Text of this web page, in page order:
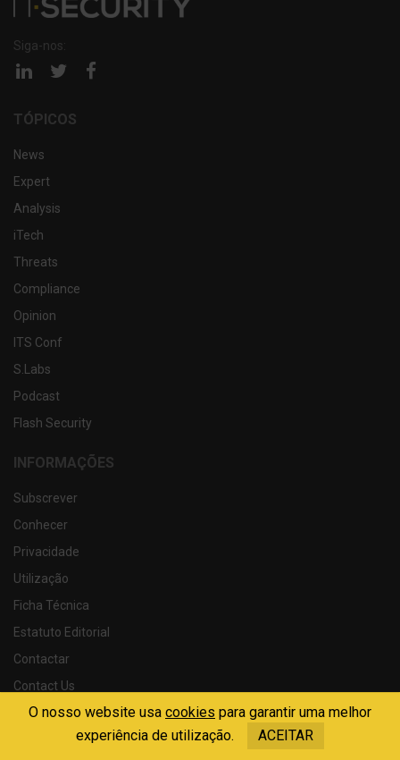
Siga-nos:
Página Página
TÓPICOS
News
Expert
Analysis
iTech
Threats
Compliance
Opinion
ITS Conf
S.Labs
Podcast
Flash Security
INFORMAÇÕES
Subscrever
Conhecer
Privacidade
Utilização
Ficha Técnica
Estatuto Editorial
Contactar
Contact Us
ÚLTIMAS EDIÇÕES
O nosso website usa cookies para garantir uma melhor
experiência de utilização.
ACEITAR